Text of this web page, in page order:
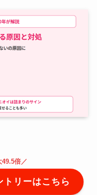
49.5倍 ／
トリーはこちら